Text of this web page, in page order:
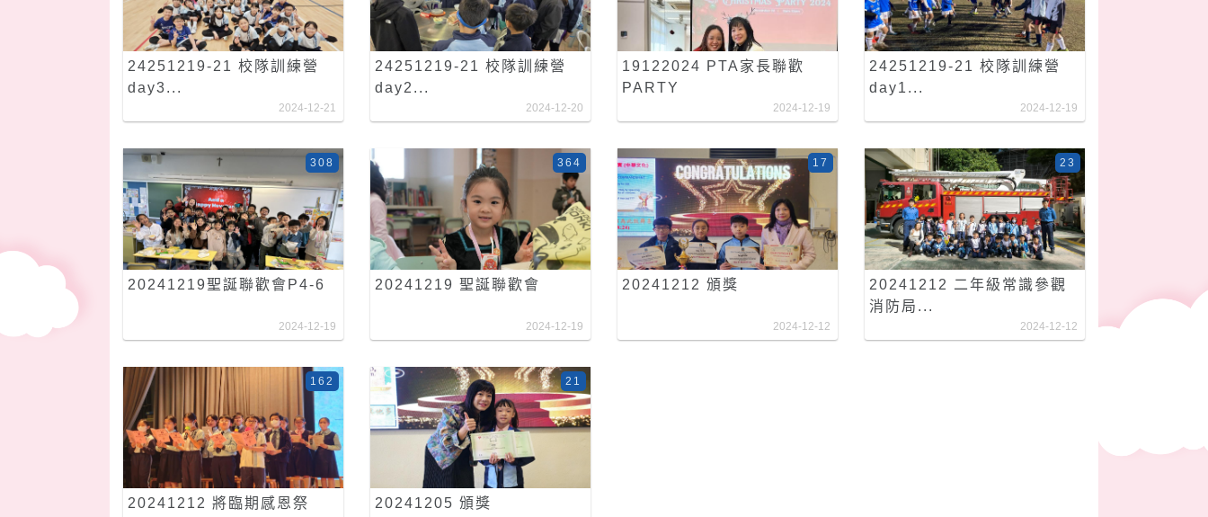
24251219-21 校隊訓練營
day3...
2024-12-21
24251219-21 校隊訓練營
day2...
2024-12-20
19122024 PTA家長聯歡
PARTY
2024-12-19
24251219-21 校隊訓練營
day1...
2024-12-19
20241219聖誕聯歡會P4-6
308
2024-12-19
20241219 聖誕聯歡會
364
2024-12-19
20241212 頒獎
17
2024-12-12
20241212 二年級常識參觀
消防局...
23
2024-12-12
20241212 將臨期感恩祭
162
20241205 頒獎
21